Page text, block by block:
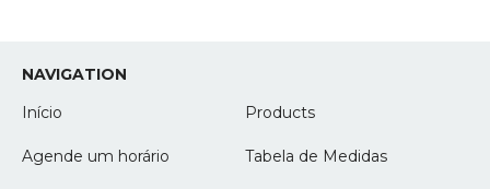
NAVIGATION
Início
Products
Agende um horário Tabela de Medidas